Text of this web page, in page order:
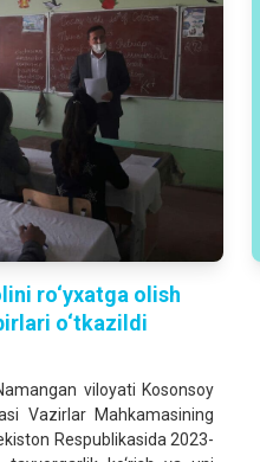
ro‘yxatga olish
o‘tkazildi
viloyati Kosonsoy
Vazirlar Mahkamasining
Respublikasida 2023-